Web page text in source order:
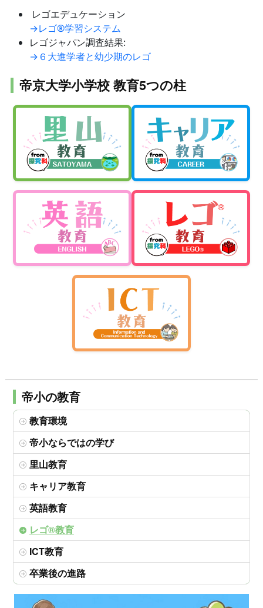
帝小の教育
教育環境
帝小ならではの学び
里山教育
キャリア教育
英語教育
レゴ®教育
ICT教育
卒業後の進路
️ レゴエデュケーション
→レゴ®学習システム
レゴジャパン調査結果:
→６大進学者と幼少期のレゴ
帝京大学小学校 教育5つの柱